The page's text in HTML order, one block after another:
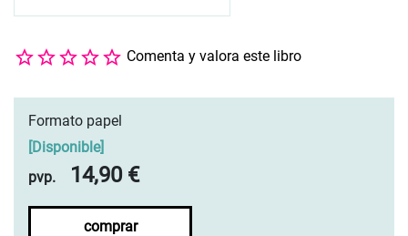
Comenta y valora este libro
Formato papel
[Disponible]
pvp.
14,90 €
comprar